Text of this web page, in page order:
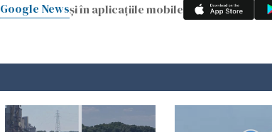
Google Newsși în aplicațiile mobile